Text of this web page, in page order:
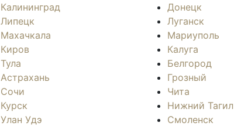
Калининград
Липецк
Махачкала
Киров
Тула
Астрахань
Сочи
Курск
Улан Удэ
Донецк
Луганск
Мариуполь
Калуга
Белгород
Грозный
Чита
Нижний Тагил
Смоленск